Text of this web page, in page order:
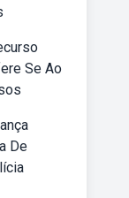
Se Ao
De